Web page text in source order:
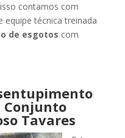
contamos com
equipe técnica treinada
de esgotos com
Conjunto
Tavares